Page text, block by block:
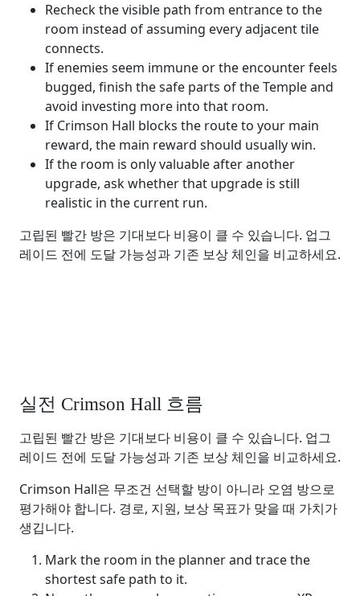
Recheck the visible path from entrance to the
room instead of assuming every adjacent tile
connects.
If enemies seem immune or the encounter feels
bugged, finish the safe parts of the Temple and
avoid investing more into that room.
If Crimson Hall blocks the route to your main
reward, the main reward should usually win.
If the room is only valuable after another
upgrade, ask whether that upgrade is still
realistic in the current run.
고립된 빨간 방은 기대보다 비용이 클 수 있습니다. 업그
레이드 전에 도달 가능성과 기존 보상 체인을 비교하세요.
실전 Crimson Hall 흐름
고립된 빨간 방은 기대보다 비용이 클 수 있습니다. 업그
레이드 전에 도달 가능성과 기존 보상 체인을 비교하세요.
Crimson Hall은 무조건 선택할 방이 아니라 오염 방으로
평가해야 합니다. 경로, 지원, 보상 목표가 맞을 때 가치가
생깁니다.
Mark the room in the planner and trace the
shortest safe path to it.